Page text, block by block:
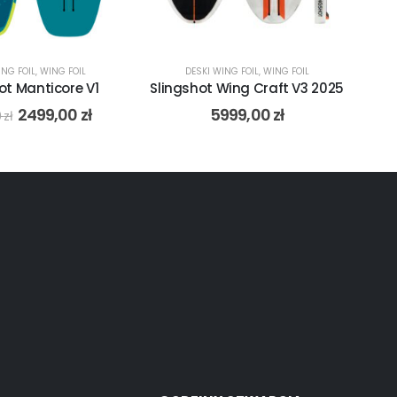
FOIL,WING FOIL
Manticore V1
zł 2499,00 zł
DESKI WING FOIL, WING FOIL
Slingshot Wing Craft V3 2025
5999,00zł